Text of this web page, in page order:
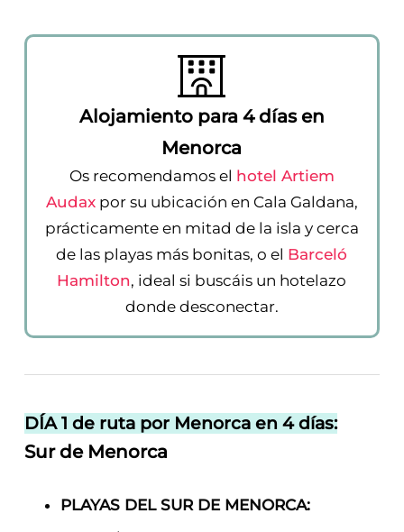
Alojamiento para 4 días en
Menorca
Os recomendamos el hotel Artiem
Audaxpor su ubicación en Cala Galdana,
prácticamente en mitad de la isla y cerca
de las playas más bonitas, o el Barceló
Hamilton, ideal si buscáis un hotelazo
donde desconectar.
DÍA 1 de ruta por Menorca en 4 días:
Sur de Menorca
PLAYAS DEL SUR DE MENORCA: